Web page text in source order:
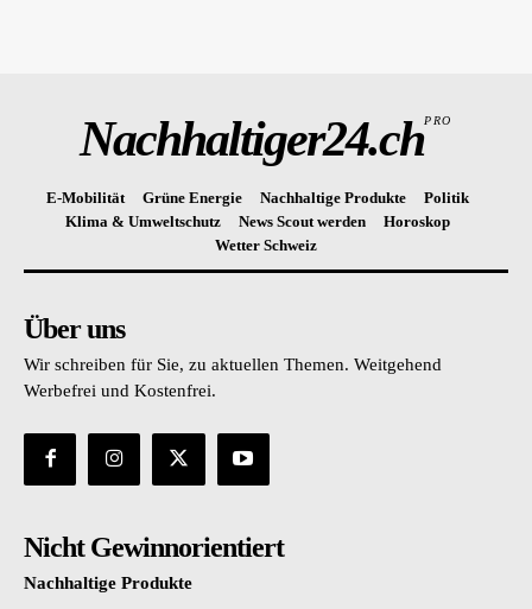
Nachhaltiger24.chPRO
E-Mobilität Grüne Energie Nachhaltige Produkte
Politik
Klima & Umweltschutz
News Scout werden
Horoskop
Wetter Schweiz
Über uns
Wir schreiben für Sie, zu aktuellen Themen. Weitgehend
Werbefrei und Kostenfrei.
Nicht Gewinnorientiert
Nachhaltige Produkte